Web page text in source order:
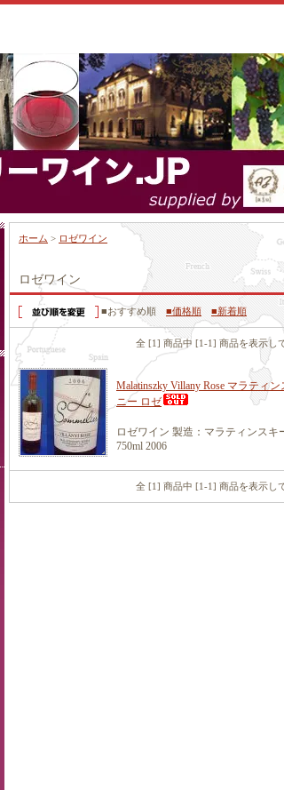
ホーム > ロゼワイン
ロゼワイン
■おすすめ順 ■価格順 ■新着順
全 [1] 商品中 [1-1] 商品を表示し
Malatinszky Villany Rose マラティ
ニー ロゼ
ロゼワイン 製造：マラティンス
750ml 2006
全 [1] 商品中 [1-1] 商品を表示し